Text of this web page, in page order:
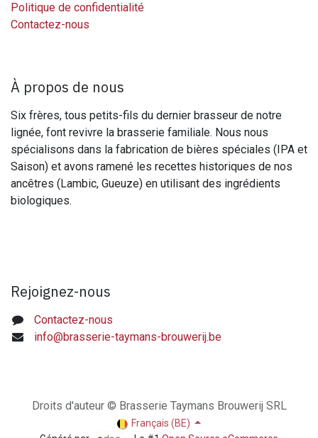
Politique de confidentialité
Contactez-nous
À propos de nous
Six frères, tous petits-fils du dernier brasseur de notre
lignée, font revivre la brasserie familiale. Nous nous
spécialisons dans la fabrication de bières spéciales (IPA et
Saison) et avons ramené les recettes historiques de nos
ancêtres (Lambic, Gueuze) en utilisant des ingrédients
biologiques.
Rejoignez-nous
Contactez-nous
info@brasserie-taymans-brouwerij.be
Droits d'auteur © Brasserie Taymans Brouwerij SRL
Français (BE)